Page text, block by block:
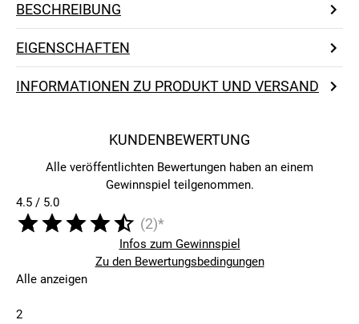
BESCHREIBUNG
EIGENSCHAFTEN
INFORMATIONEN ZU PRODUKT UND VERSAND
KUNDENBEWERTUNG
Alle veröffentlichten Bewertungen haben an einem
Gewinnspiel teilgenommen.
4.5 / 5.0
(2)*
Infos zum Gewinnspiel
Zu den Bewertungsbedingungen
Alle anzeigen
2